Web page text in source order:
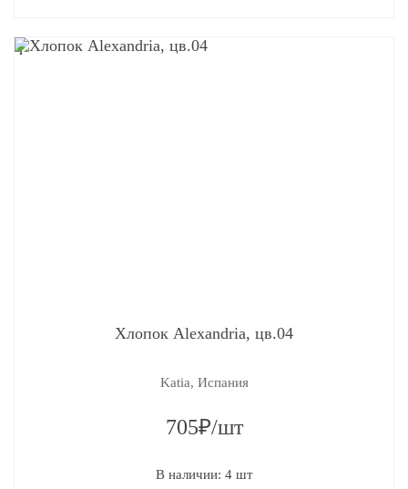
q
Хлопок Alexandria, цв.04
Katia, Испания
705₽/шт
В наличии: 4 шт